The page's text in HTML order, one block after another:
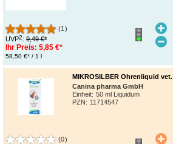
(1)
UVP2: 9,49 €*
Ihr Preis: 5,85 €*
58,50 €* / 1 l
MIKROSILBER Ohrenliquid vet.
Canina pharma GmbH
Einheit: 50 ml Liquidum
PZN: 11714547
(0)